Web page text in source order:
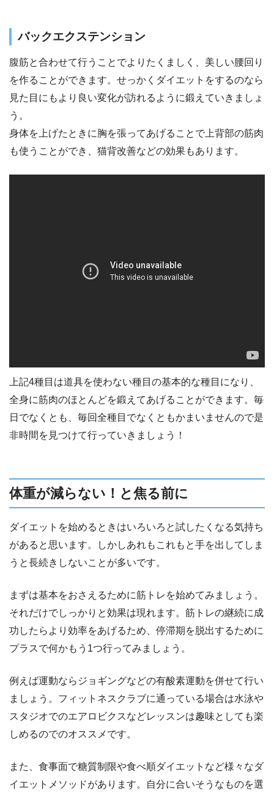
バックエクステンション
腹筋と合わせて行うことでよりたくましく、美しい腰回り
を作ることができます。せっかくダイエットをするのなら
見た目にもより良い変化が訪れるように鍛えていきましょ
う。
身体を上げたときに胸を張ってあげることで上背部の筋肉
も使うことができ、猫背改善などの効果もあります。
上記4種目は道具を使わない種目の基本的な種目になり、
全身に筋肉のほとんどを鍛えてあげることができます。毎
日でなくとも、毎回全種目でなくともかまいませんので是
非時間を見つけて行っていきましょう！
体重が減らない！と焦る前に
ダイエットを始めるときはいろいろと試したくなる気持ち
があると思います。しかしあれもこれもと手を出してしま
うと長続きしないことが多いです。
まずは基本をおさえるために筋トレを始めてみましょう。
それだけでしっかりと効果は現れます。筋トレの継続に成
功したらより効率をあげるため、停滞期を脱出するために
プラスで何かもう1つ行ってみましょう。
例えば運動ならジョギングなどの有酸素運動を併せて行い
ましょう。フィットネスクラブに通っている場合は水泳や
スタジオでのエアロビクスなどレッスンは趣味としても楽
しめるのでのオススメです。
また、食事面で糖質制限や食べ順ダイエットなど様々なダ
イエットメソッドがあります。自分に合いそうなものを選